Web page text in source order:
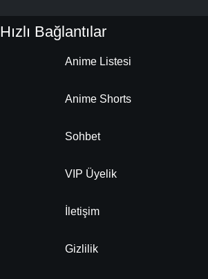
Hızlı Bağlantılar
Anime Listesi
Anime Shorts
Sohbet
VIP Üyelik
İletişim
Gizlilik